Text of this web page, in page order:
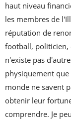
haut niveau
les membres de
réputation de
football, politicien,
n'existe pas
physiquement que
monde ne savent
obtenir leur
comprendre. Je